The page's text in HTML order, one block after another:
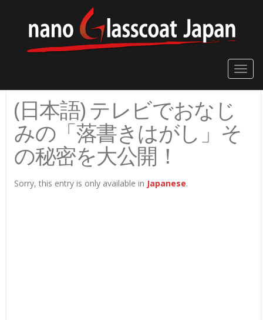
Toggle
(日本語) テレビでおなじ
みの「落書きはがし」そ
の秘密を大公開！
Sorry, this entry is only available in Japanese.